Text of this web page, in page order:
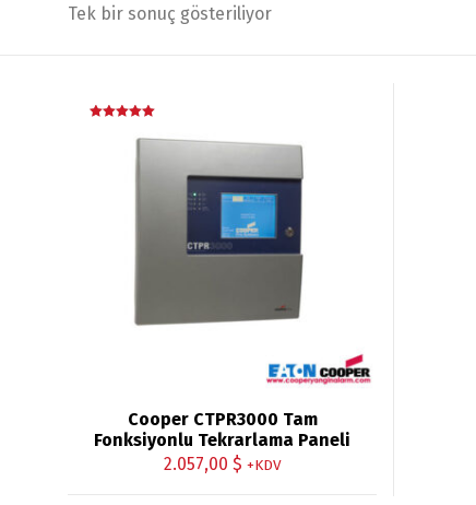
Tek bir sonuç gösteriliyor
Cooper CTPR3000 Tam
Fonksiyonlu Tekrarlama Paneli
2.057,00 $ +KDV